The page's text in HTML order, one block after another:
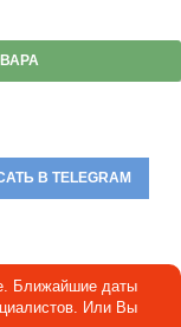
В TELEGRAM
Ближайшие даты
Или Вы